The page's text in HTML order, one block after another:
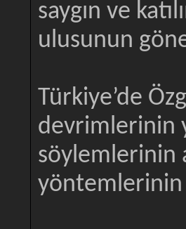
saygın ve
ulusunun
Türkiye’de
devrimlerinin
söylemlerinin
yöntemlerinin